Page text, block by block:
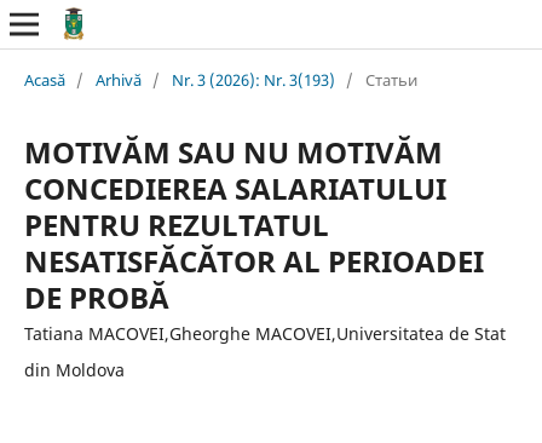
Acasă / Arhivă / Nr. 3 (2026): Nr. 3(193) / Статьи
MOTIVĂM SAU NU MOTIVĂM
CONCEDIEREA SALARIATULUI
PENTRU REZULTATUL
NESATISFĂCĂTOR AL PERIOADEI
DE PROBĂ
Tatiana MACOVEI,Gheorghe MACOVEI,Universitatea de Stat
din Moldova